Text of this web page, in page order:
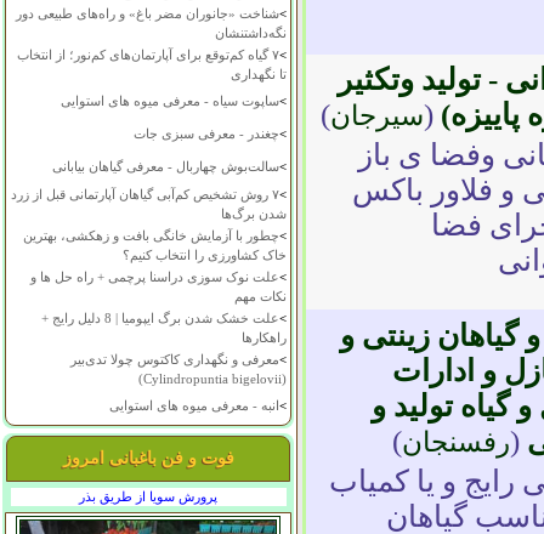
>شناخت «جانوران مضر باغ» و راه‌های طبیعی دور
نگه‌داشتنشان
>
۷ گیاه کم‌توقع برای آپارتمان‌های کم‌نور؛ از انتخاب
تا نگهداری
>ساپوت سیاه - معرفی میوه های استوایی
>چغندر - معرفی سبزی جات
>سالت‌بوش چهاربال - معرفی گیاهان بیابانی
>
۷ روش تشخیص کم‌آبی گیاهان آپارتمانی قبل از زرد
شدن برگ‌ها
>چطور با آزمایش خانگی بافت و زهکشی، بهترین
خاک کشاورزی را انتخاب کنیم؟
>علت نوک سوزی دراسنا پرچمی + راه حل ها و
نکات مهم
>
علت خشک شدن برگ ایپومیا | 8 دلیل رایج +
راهکارها
>معرفی و نگهداری کاکتوس چولا تدی‌بیر
(Cylindropuntia bigelovii)
>انبه - معرفی میوه های استوایی
فوت و فن باغبانی امروز
پرورش سویا از طریق بذر
- تولید وتکثیر
پاییزه) (سیرجان)
وفضا ی باز
و فلاور باکس
فضا
گیاهان زینتی و
و ادارات
گیاه تولید و
(رفسنجان)
رایج و یا کمیاب
گیاهان